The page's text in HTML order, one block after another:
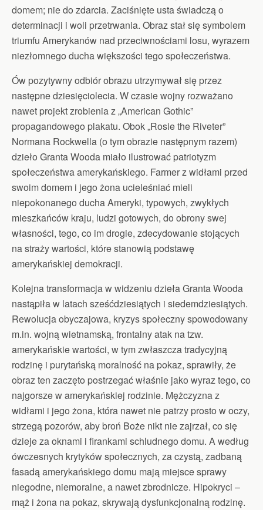
domem; nie do zdarcia. Zaciśnięte usta świadczą o
determinacji i woli przetrwania. Obraz stał się symbolem
triumfu Amerykanów nad przeciwnościami losu, wyrazem
niezłomnego ducha większości tego społeczeństwa.
Ów pozytywny odbiór obrazu utrzymywał się przez
następne dziesięciolecia. W czasie wojny rozważano
nawet projekt zrobienia z „American Gothic”
propagandowego plakatu. Obok „Rosie the Riveter”
Normana Rockwella (o tym obrazie następnym razem)
dzieło Granta Wooda miało ilustrować patriotyzm
społeczeństwa amerykańskiego. Farmer z widłami przed
swoim domem i jego żona ucieleśniać mieli
niepokonanego ducha Ameryki, typowych, zwykłych
mieszkańców kraju, ludzi gotowych, do obrony swej
własności, tego, co im drogie, zdecydowanie stojących
na straży wartości, które stanowią podstawę
amerykańskiej demokracji.
Kolejna transformacja w widzeniu dzieła Granta Wooda
nastąpiła w latach sześćdziesiątych i siedemdziesiątych.
Rewolucja obyczajowa, kryzys społeczny spowodowany
m.in. wojną wietnamską, frontalny atak na tzw.
amerykańskie wartości, w tym zwłaszcza tradycyjną
rodzinę i purytańską moralność na pokaz, sprawiły, że
obraz ten zaczęto postrzegać właśnie jako wyraz tego, co
najgorsze w amerykańskiej rodzinie. Mężczyzna z
widłami i jego żona, która nawet nie patrzy prosto w oczy,
strzegą pozorów, aby broń Boże nikt nie zajrzał, co się
dzieje za oknami i firankami schludnego domu. A według
ówczesnych krytyków społecznych, za czystą, zadbaną
fasadą amerykańskiego domu mają miejsce sprawy
niegodne, niemoralne, a nawet zbrodnicze. Hipokryci –
mąż i żona na pokaz, skrywają dysfunkcjonalną rodzinę.